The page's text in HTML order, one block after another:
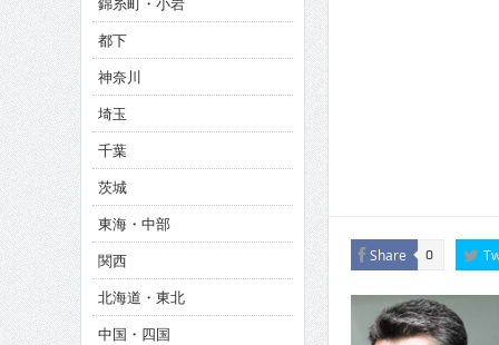
CINEMA×STYLE 286号
CINEMA×STYLE 285号
CINEMA×STYLE 294号
Share 0
都下
神奈川
埼玉
千葉
茨城
東海・中部
関西
北海道・東北
中国・四国